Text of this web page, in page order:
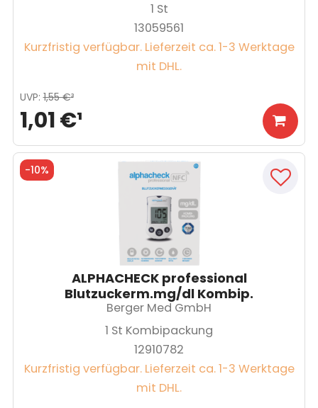
1 St
13059561
Kurzfristig verfügbar. Lieferzeit ca. 1-3 Werktage
mit DHL.
1,01 €¹
UVP: 1,55 €³
ALPHACHECK professional
Blutzuckerm.mg/dl Kombip.
Berger Med GmbH
1 St Kombipackung
12910782
Kurzfristig verfügbar. Lieferzeit ca. 1-3 Werktage
mit DHL.
-10%